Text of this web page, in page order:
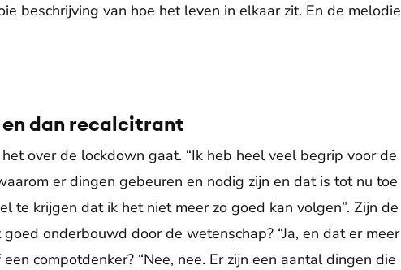
beschrijving van hoe het leven in elkaar zit. En de melodie
en dan recalcitrant
over de lockdown gaat. “Ik heb heel veel begrip voor de
er dingen gebeuren en nodig zijn en dat is tot nu toe
te krijgen dat ik het niet meer zo goed kan volgen”. Zijn de
onderbouwd door de wetenschap? “Ja, en dat er meer
compotdenker? “Nee, nee. Er zijn een aantal dingen die